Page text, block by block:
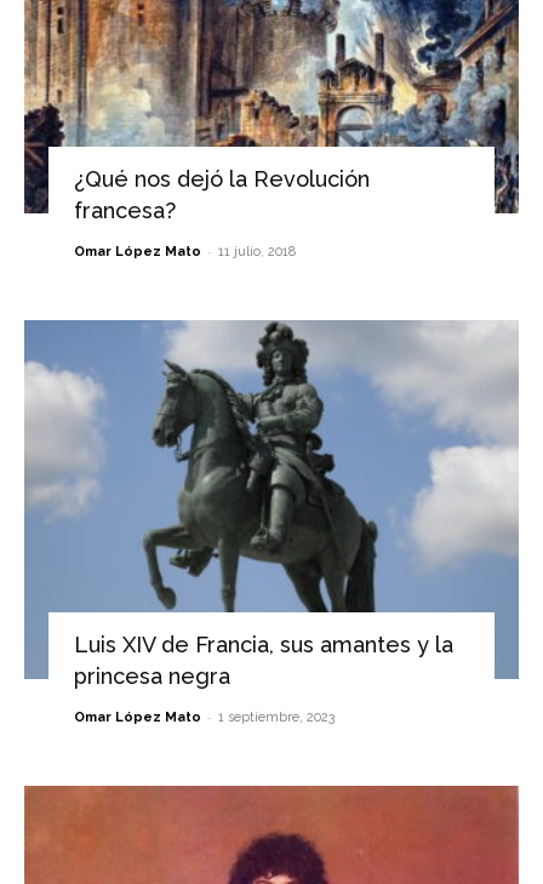
¿Qué nos dejó la Revolución
francesa?
Omar López Mato - 11 julio, 2018
Luis XIV de Francia, sus amantes y la
princesa negra
Omar López Mato - 1 septiembre, 2023